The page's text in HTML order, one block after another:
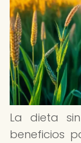
La dieta
beneficios